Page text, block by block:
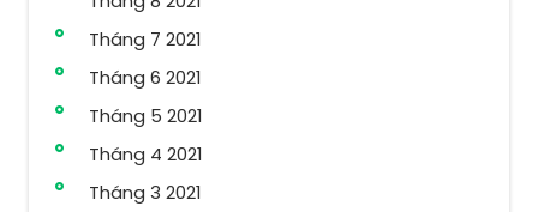
Tháng 7 2021
Tháng 6 2021
Tháng 5 2021
Tháng 4 2021
Tháng 3 2021